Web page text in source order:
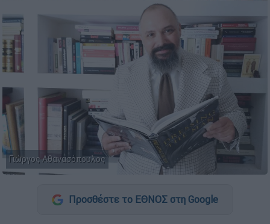
Γιώργος Αθανασόπουλος
Προσθέστε το ΕΘΝΟΣ στη Google